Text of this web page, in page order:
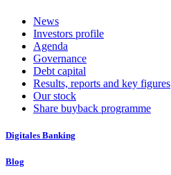
News
Investors profile
Agenda
Governance
Debt capital
Results, reports and key figures
Our stock
Share buyback programme
Digitales Banking
Blog